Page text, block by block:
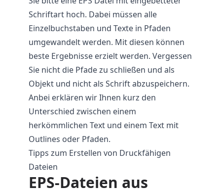
Schriftart hoch. Dabei müssen alle
Einzelbuchstaben und Texte in Pfaden
umgewandelt werden. Mit diesen können
beste Ergebnisse erzielt werden. Vergessen
Sie nicht die Pfade zu schließen und als
Objekt und nicht als Schrift abzuspeichern.
Anbei erklären wir Ihnen kurz den
Unterschied zwischen einem
herkömmlichen Text und einem Text mit
Outlines oder Pfaden.
Tipps zum Erstellen von Druckfähigen
Dateien
EPS-Dateien aus